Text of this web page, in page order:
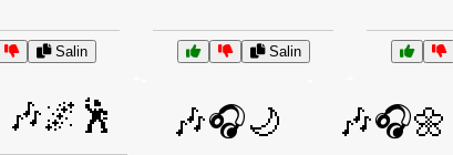
Salin Salin
🎶🌌🕺 🎶🎧🌙 🎶🎧🌼